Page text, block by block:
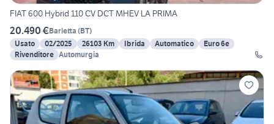
FIAT 600 Hybrid 110 CV DCT MHEV LA PRIMA
20.490 €Barletta (BT)
Usato
02/2025 26103 Km Ibrida Automatico
Euro 6e
Rivenditore Automurgia